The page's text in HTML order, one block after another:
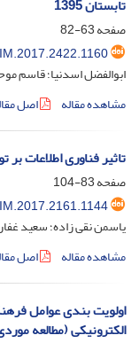
تابستان 1395
صفحه63-82
ابوالفضل اسدنیا؛ قاسم
مشاهده مقاله
اصل
تاثیر فناوری اطلاعات
صفحه83-104
یاسمن نقی زاده؛ سعید
مشاهده مقاله
اصل
اولویت بندی عوامل
الکترونیکی (مطالعه